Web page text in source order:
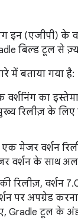
इन (एजीपी) के
बिल्ड टूल से
में बताया गया है:
वर्शनिंग का
रिलीज़ के लिए
मेजर वर्शन
वर्शन के साथ
रिलीज़, वर्शन
पर अपग्रेड
Gradle टूल के